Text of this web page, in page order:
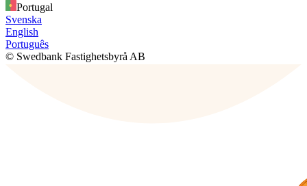
Portugal
Svenska
English
Português
© Swedbank Fastighetsbyrå AB